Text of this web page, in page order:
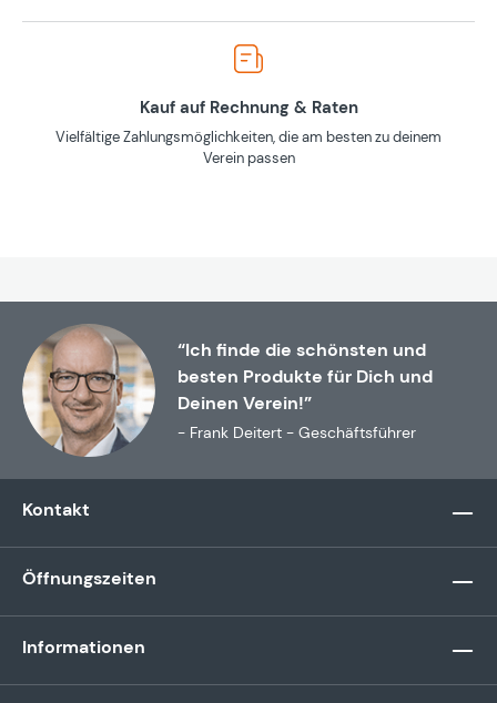
Kauf auf Rechnung & Raten
Vielfältige Zahlungsmöglichkeiten, die am besten zu deinem
Verein passen
“Ich finde die schönsten und
besten Produkte für Dich und
Deinen Verein!”
- Frank Deitert - Geschäftsführer
Kontakt
Öffnungszeiten
Informationen